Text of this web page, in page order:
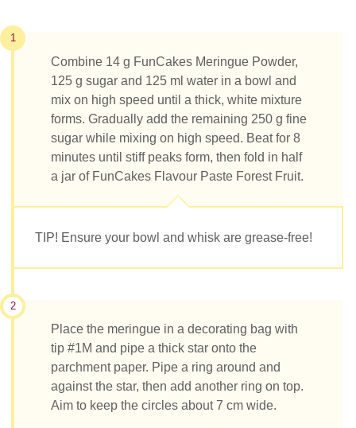
1
Combine 14 g FunCakes Meringue Powder,
125 g sugar and 125 ml water in a bowl and
mix on high speed until a thick, white mixture
forms. Gradually add the remaining 250 g fine
sugar while mixing on high speed. Beat for 8
minutes until stiff peaks form, then fold in half
a jar of FunCakes Flavour Paste Forest Fruit.
TIP! Ensure your bowl and whisk are grease-free!
2
Place the meringue in a decorating bag with
tip #1M and pipe a thick star onto the
parchment paper. Pipe a ring around and
against the star, then add another ring on top.
Aim to keep the circles about 7 cm wide.